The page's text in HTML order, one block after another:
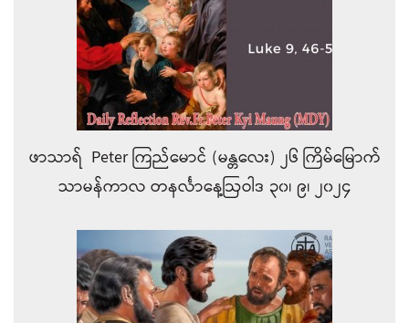
ဖာသာရ် Peter ကြည်မောင် (မန္တလေး) ၂၆ ကြိမ်မြောက်
သာမန်ကာလ တနင်္လာနေ့ဩဝါဒ ၃၀၊ ၉၊ ၂၀၂၄